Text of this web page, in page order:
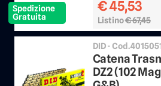
Spedizione
Gratuita
€ 45,53
Listino€ 67,45
DID -
Catena
DZ2 (102